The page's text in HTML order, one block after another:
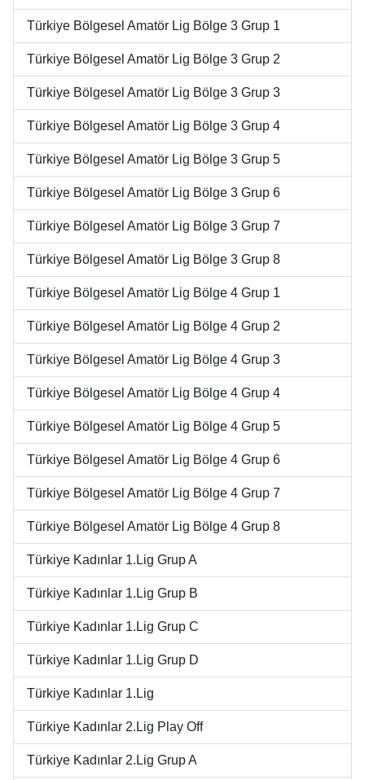
Türkiye Bölgesel Amatör Lig Bölge 3 Grup 1
Türkiye Bölgesel Amatör Lig Bölge 3 Grup 2
Türkiye Bölgesel Amatör Lig Bölge 3 Grup 3
Türkiye Bölgesel Amatör Lig Bölge 3 Grup 4
Türkiye Bölgesel Amatör Lig Bölge 3 Grup 5
Türkiye Bölgesel Amatör Lig Bölge 3 Grup 6
Türkiye Bölgesel Amatör Lig Bölge 3 Grup 7
Türkiye Bölgesel Amatör Lig Bölge 3 Grup 8
Türkiye Bölgesel Amatör Lig Bölge 4 Grup 1
Türkiye Bölgesel Amatör Lig Bölge 4 Grup 2
Türkiye Bölgesel Amatör Lig Bölge 4 Grup 3
Türkiye Bölgesel Amatör Lig Bölge 4 Grup 4
Türkiye Bölgesel Amatör Lig Bölge 4 Grup 5
Türkiye Bölgesel Amatör Lig Bölge 4 Grup 6
Türkiye Bölgesel Amatör Lig Bölge 4 Grup 7
Türkiye Bölgesel Amatör Lig Bölge 4 Grup 8
Türkiye Kadınlar 1.Lig Grup A
Türkiye Kadınlar 1.Lig Grup B
Türkiye Kadınlar 1.Lig Grup C
Türkiye Kadınlar 1.Lig Grup D
Türkiye Kadınlar 1.Lig
Türkiye Kadınlar 2.Lig Play Off
Türkiye Kadınlar 2.Lig Grup A